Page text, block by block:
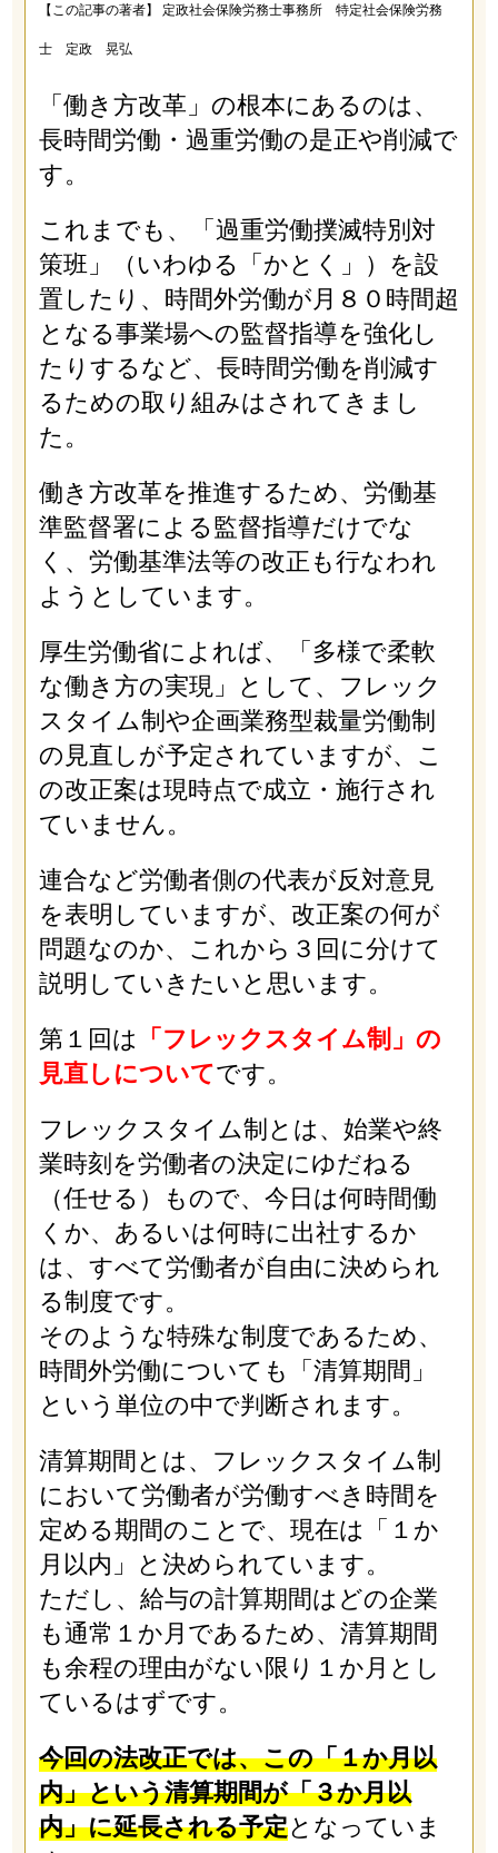
【この記事の著者】 定政社会保険労務士事務所 特定社会保険労務
士 定政 晃弘
「働き方改革」の根本にあるのは、
長時間労働・過重労働の是正や削減で
す。
これまでも、「過重労働撲滅特別対
策班」（いわゆる「かとく」）を設
置したり、時間外労働が月８０時間超
となる事業場への監督指導を強化し
たりするなど、長時間労働を削減す
るための取り組みはされてきまし
た。
働き方改革を推進するため、労働基
準監督署による監督指導だけでな
く、労働基準法等の改正も行なわれ
ようとしています。
厚生労働省によれば、「多様で柔軟
な働き方の実現」として、フレック
スタイム制や企画業務型裁量労働制
の見直しが予定されていますが、こ
の改正案は現時点で成立・施行され
ていません。
連合など労働者側の代表が反対意見
を表明していますが、改正案の何が
問題なのか、これから３回に分けて
説明していきたいと思います。
第１回は
「フレックスタイム制」の
見直しについてです。
フレックスタイム制とは、始業や終
業時刻を労働者の決定にゆだねる
（任せる）もので、今日は何時間働
くか、あるいは何時に出社するか
は、すべて労働者が自由に決められ
る制度です。
そのような特殊な制度であるため、
時間外労働についても「清算期間」
という単位の中で判断されます。
清算期間とは、フレックスタイム制
において労働者が労働すべき時間を
定める期間のことで、現在は「１か
月以内」と決められています。
ただし、給与の計算期間はどの企業
も通常１か月であるため、清算期間
も余程の理由がない限り１か月とし
ているはずです。
今回の法改正では、この「１か月以
内」という清算期間が「３か月以
内」に延長される予定となっていま